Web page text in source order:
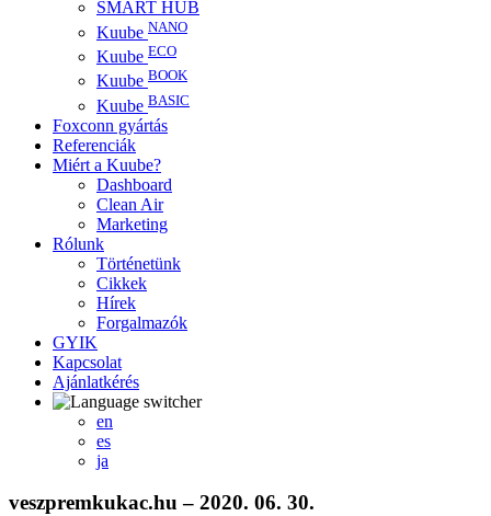
SMART HUB
Kuube NANO
Kuube ECO
Kuube BOOK
Kuube BASIC
Foxconn gyártás
Referenciák
Miért a Kuube?
Dashboard
Clean Air
Marketing
Rólunk
Történetünk
Cikkek
Hírek
Forgalmazók
GYIK
Kapcsolat
Ajánlatkérés
en
es
ja
veszpremkukac.hu – 2020. 06. 30.